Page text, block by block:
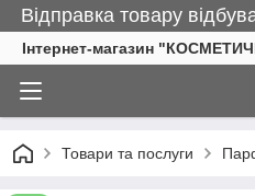
Відправка товару
Інтернет-магазин
Товари та послуги